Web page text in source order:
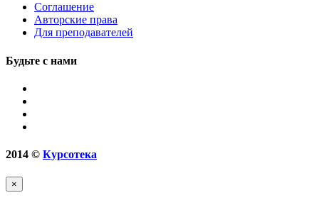
Соглашение
Авторские права
Для преподавателей
Будьте с нами
2014 © Курсотека
×